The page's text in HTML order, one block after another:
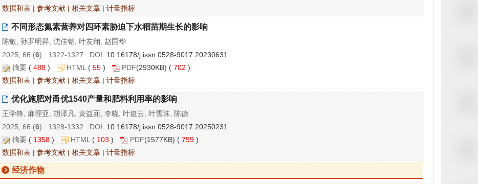
数据和表 | 参考文献 | 相关文章 | 计量指标
不同形态氮素营养对四环素胁迫下水稻苗期生长的影响
陈敏, 孙罗明昇, 沈佳铭, 叶友翔, 赵国华
2025, 66 (6): 1322-1327. DOI: 10.16178/j.issn.0528-9017.20230631
摘要 ( 488 ) HTML ( 55 ) PDF(2930KB) ( 702 )
数据和表 | 参考文献 | 相关文章 | 计量指标
优化施肥对甬优1540产量和肥料利用率的影响
王学锋, 麻理亚, 胡泽凡, 黄益面, 李晓, 叶挺云, 叶雪珠, 陈德
2025, 66 (6): 1328-1332. DOI: 10.16178/j.issn.0528-9017.20250231
摘要 ( 1358 ) HTML ( 103 ) PDF(1577KB) ( 799 )
数据和表 | 参考文献 | 相关文章 | 计量指标
经济作物